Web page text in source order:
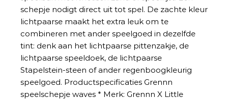
schepje nodigt direct uit tot spel. De zachte kleur
lichtpaarse maakt het extra leuk om te
combineren met ander speelgoed in dezelfde
tint: denk aan het lichtpaarse pittenzakje, de
lichtpaarse speeldoek, de lichtpaarse
Stapelstein-steen of ander regenboogkleurig
speelgoed. Productspecificaties Grennn
speelschepje waves * Merk: Grennn X Little